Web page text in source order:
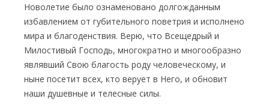
Новолетие было ознаменовано долгожданным
избавлением от губительного поветрия и исполнено
мира и благоденствия. Верю, что Всещедрый и
Милостивый Господь, многократно и многообразно
являвший Свою благость роду человеческому, и
ныне посетит всех, кто верует в Него, и обновит
наши душевные и телесные силы.